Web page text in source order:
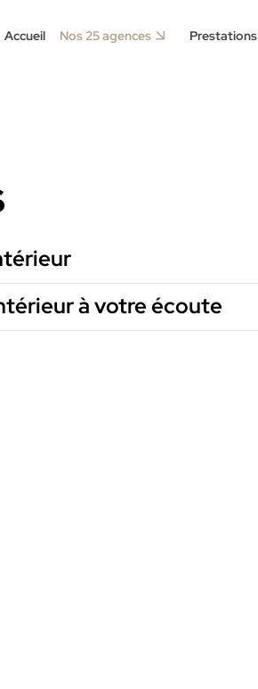
Accueil Nos 25 agences Prestations
à votre écoute